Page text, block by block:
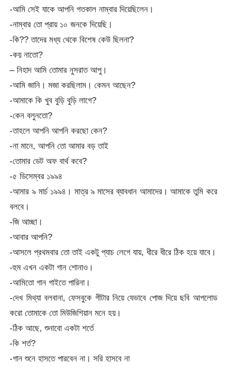
-আমি সেই যাকে আপনি গতকাল নাম্বার দিয়েছিলেন।
-নাম্বার তো প্রায় ১০ জনকে দিয়েছি।
-কি?? তাদের মধ্য থেকে বিশেষ কেউ ছিলনা?
-কয় নাতো?
– নিহাদ আমি তোমার নুসরাত আপু।
-আমি জানি। মজা করছিলাম। কেমন আছেন?
-আমাকে কি খুব বুড়ি বুড়ি লাগে?
-কেন বলুনতো?
-তাহলে আপনি আপনি করছো কেন?
-না মানে, আপনি তো আমার বড় তাই
-তোমার ডেট অফ বার্থ কবে?
-৫ ডিসেম্বর ১৯৯৪
-আমার ৯ মার্চ ১৯৯৪। মাত্র ৯ মাসের ব্যাবধান আমাদের। আমাকে তুমি করে
বলবে।
-জি আচ্ছা।
-আবার আপনি?
-আসলে প্রথমবার তো তাই একটু প্যাচ লেগে যায়, ধীরে ধীরে ঠিক হয়ে যাবে।
-হুম এখন একটা গান শোনাও।
-আমিতো গান গাইতে পারিনা।
-দেখ মিথ্যা বলবানা, ফেসবুকে গীটার নিয়ে যেভাবে পোজ দিয়ে ছবি আপলোড
করো তোমাকে তো মিউজিশিয়ান মনে হয়।
-ঠিক আছে, শুনাবো একটা শর্তে
-কি শর্ত?
-গান শুনে হাসতে পারবেন না। সরি হাসবে না